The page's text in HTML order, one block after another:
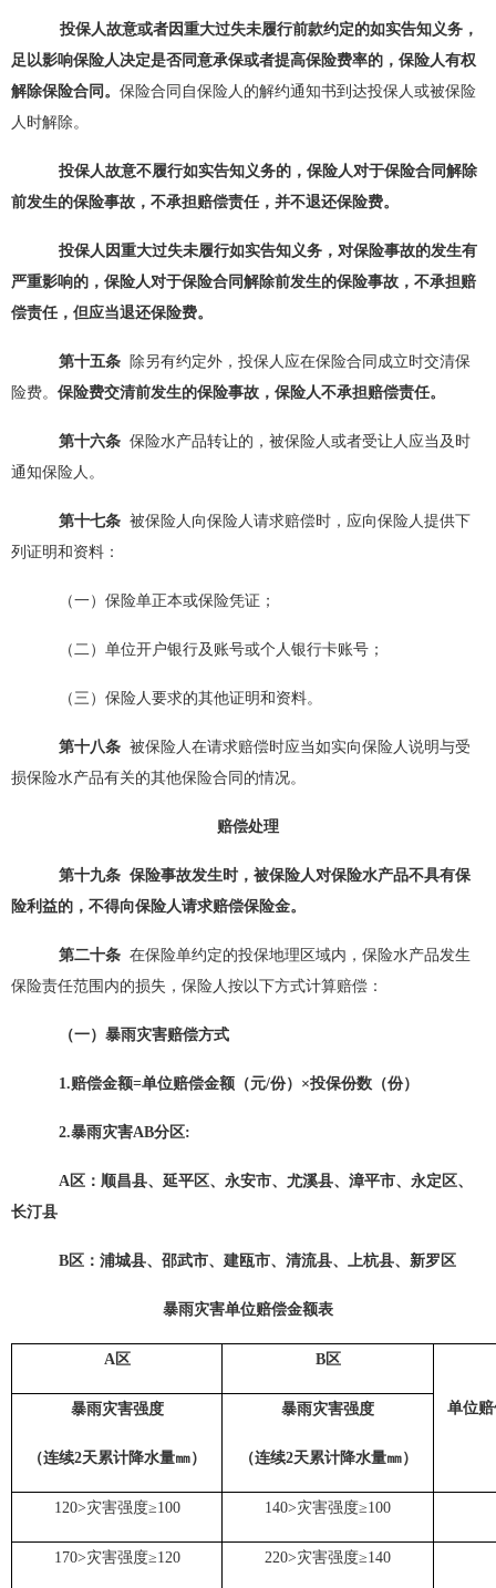
投保人故意或者因重大过失未履行前款约定的如实告知义务，
足以影响保险人决定是否同意承保或者提高保险费率的，保险人有权
解除保险合同。 保险合同自保险人的解约通知书到达投保人或被保险
人时解除。
投保人故意不履行如实告知义务的，保险人对于保险合同解除
前发生的保险事故，不承担赔偿责任，并不退还保险费。
投保人因重大过失未履行如实告知义务，对保险事故的发生有
严重影响的，保险人对于保险合同解除前发生的保险事故，不承担赔
偿责任，但应当退还保险费。
第十五条
除另有约定外，投保人应在保险合同成立时交清保
险费。 保险费交清前发生的保险事故，保险人不承担赔偿责任。
第十六条 保险水产品转让的，被保险人或者受让人应当及时
通知保险人。
第十七条 被保险人向保险人请求赔偿时，应向保险人提供下
列证明和资料：
（一）保险单正本或保险凭证；
（二）单位开户银行及账号或个人银行卡账号；
（三）保险人要求的其他证明和资料。
第十八条 被保险人在请求赔偿时应当如实向保险人说明与受
损保险水产品有关的其他保险合同的情况。
赔偿处理
第十九条 保险事故发生时，被保险人对保险水产品不具有保
险利益的，不得向保险人请求赔偿保险金。
第二十条 在保险单约定的投保地理区域内，保险水产品发生
保险责任范围内的损失，保险人按以下方式计算赔偿：
（一）暴雨灾害赔偿方式
1.赔偿金额=单位赔偿金额（元/份）×投保份数（份）
2.暴雨灾害AB分区:
A区：顺昌县、延平区、永安市、尤溪县、漳平市、永定区、
长汀县
B区：浦城县、邵武市、建瓯市、清流县、上杭县、新罗区
暴雨灾害单位赔偿金额表
A区 B区
单位
暴雨灾害强度
（连续2天累计降水量㎜）
暴雨灾害强度
（连续2天累计降水量㎜）
120>灾害强度≥100 140>灾害强度≥100
170>灾害强度≥120 220>灾害强度≥140